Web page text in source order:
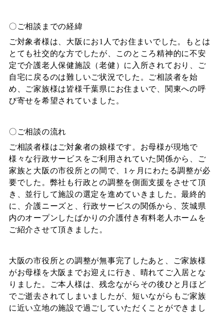
〇ご相談までの経緯
ご対象者様は、大阪にお1人でお住まいでした。もとは
とても社交的な方でしたが、このところ精神的に不安
定で介護老人保健施設（老健）に入所されており、ご
自宅に戻るのは難しいご状況でした。ご相談者を始
め、ご家族様は皆様千葉県にお住まいで、関東への呼
び寄せを希望されていました。
〇ご相談の流れ
ご相談者様はご対象者の娘様です。お母様が現地で
様々な行政サービスをご利用されていた関係から、ご
家族と大阪の市役所との間で、1ヶ月にわたる調整が必
要でした。弊社も行政との調整を側面支援をさせて頂
き、並行して施設の選定を進めていきました。最終的
に、介護ニーズと、行政サービスの関係から、茨城県
内のオープンしたばかりの介護付き有料老人ホームを
ご紹介させて頂きました。
大阪の市役所との調整が無事完了したあと、ご家族様
がお母様を大阪までお迎えに行き、晴れてご入居とな
りました。ご本人様は、残念ながらその後ひと月ほど
でご逝去されてしまいましたが、短いながらもご家族
に近い立地の施設で過ごしていただくことができまし